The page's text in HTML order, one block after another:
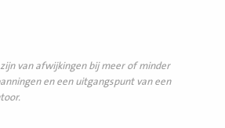
van afwijkingen bij meer of minder
en een uitgangspunt van een